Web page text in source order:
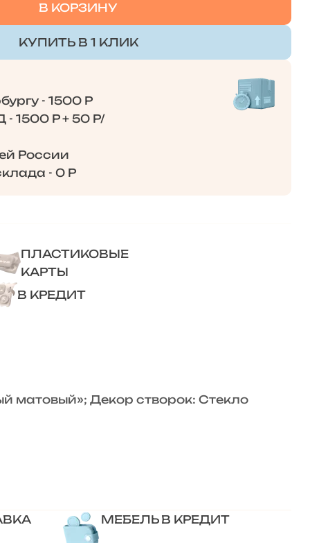
В КОРЗИНУ
КУПИТЬ В 1 КЛИК
- 1500 Р
1500 Р + 50 Р/
России
- 0 Р
ПЛАСТИКОВЫЕ
КАРТЫ
В КРЕДИТ
матовый»; Декор створок: Стекло
МЕБЕЛЬ В КРЕДИТ